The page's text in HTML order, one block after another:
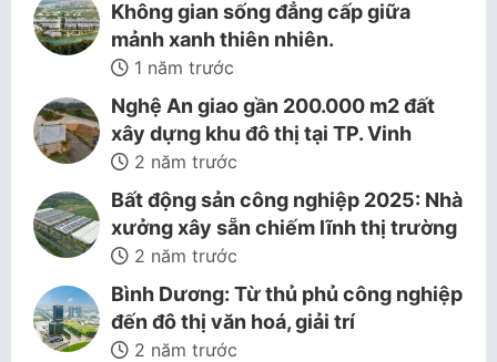
Không gian sống đẳng cấp giữa
mảnh xanh thiên nhiên.
1 năm trước
Nghệ An giao gần 200.000 m2 đất
xây dựng khu đô thị tại TP. Vinh
2 năm trước
Bất động sản công nghiệp 2025: Nhà
xưởng xây sẵn chiếm lĩnh thị trường
2 năm trước
Bình Dương: Từ thủ phủ công nghiệp
đến đô thị văn hoá, giải trí
2 năm trước